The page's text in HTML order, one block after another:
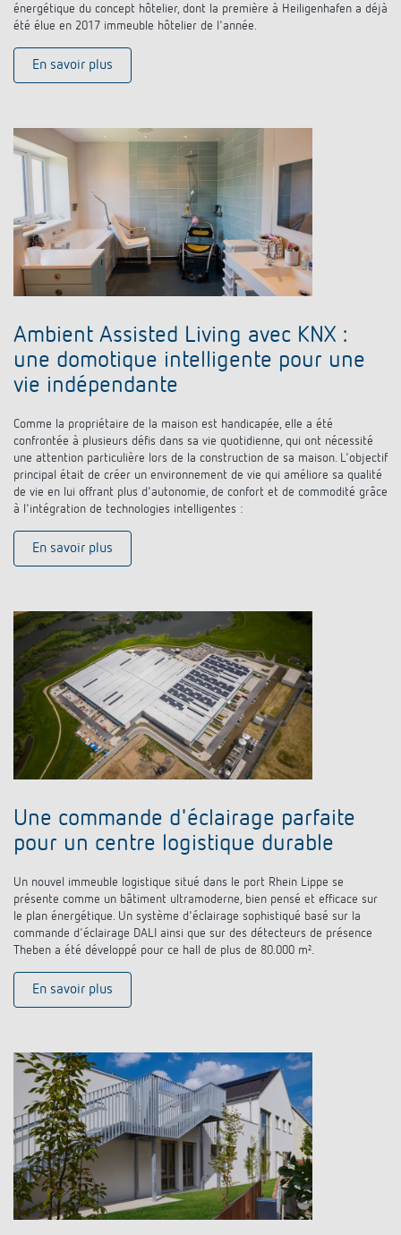
énergétique du concept hôtelier, dont la première à Heiligenhafen a déjà
été élue en 2017 immeuble hôtelier de l'année.
En savoir plus
Ambient Assisted Living avec KNX :
une domotique intelligente pour une
vie indépendante
Comme la propriétaire de la maison est handicapée, elle a été
confrontée à plusieurs défis dans sa vie quotidienne, qui ont nécessité
une attention particulière lors de la construction de sa maison. L'objectif
principal était de créer un environnement de vie qui améliore sa qualité
de vie en lui offrant plus d'autonomie, de confort et de commodité grâce
à l'intégration de technologies intelligentes :
En savoir plus
Une commande d'éclairage parfaite
pour un centre logistique durable
Un nouvel immeuble logistique situé dans le port Rhein Lippe se
présente comme un bâtiment ultramoderne, bien pensé et efficace sur
le plan énergétique. Un système d'éclairage sophistiqué basé sur la
commande d'éclairage DALI ainsi que sur des détecteurs de présence
Theben a été développé pour ce hall de plus de 80.000 m².
En savoir plus